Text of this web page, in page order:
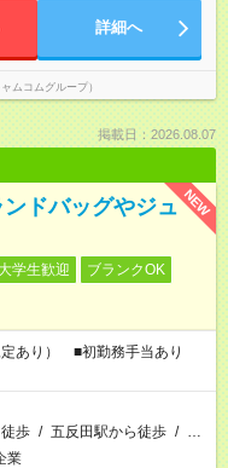
詳細へ
ムコムグループ）
掲載日：2026.08.07
NEW
ンドバッグやジュ
大学生歓迎
ブランクOK
あり） ■初勤務手当あり
歩 / 五反田駅から徒歩 / …
業